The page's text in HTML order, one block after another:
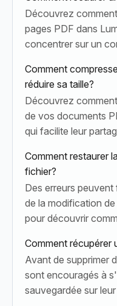
Découvrez
pages PDF dans
concentrer sur un
Comment
réduire sa taille?
Découvrez
de vos documents
qui facilite leur
Comment restaurer
fichier?
Des erreurs
de la modification
pour découvrir
document.
Comment récupérer
Avant de supprimer
sont encouragés à
sauvegardée sur